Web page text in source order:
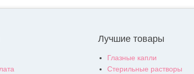
Лучшие товары
Глазные капли
Стерильные растворы